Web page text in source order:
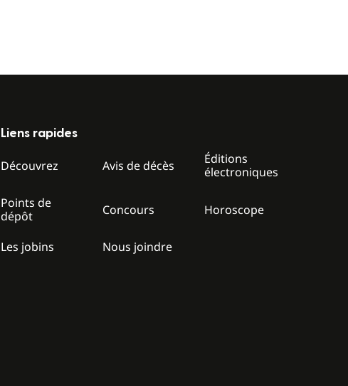
Liens rapides
Découvrez Avis de décès
Éditions
électroniques
Points de
dépôt
Concours Horoscope
Les jobins Nous joindre